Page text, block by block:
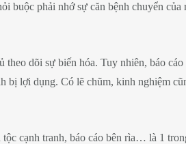
phải nhớ sự căn bệnh chuyển
dõi sự biến hóa. Tuy nhiên, báo
lợi dụng. Có lẽ chũm, kinh nghiệm
cạnh tranh, báo cáo bên rìa… là 1